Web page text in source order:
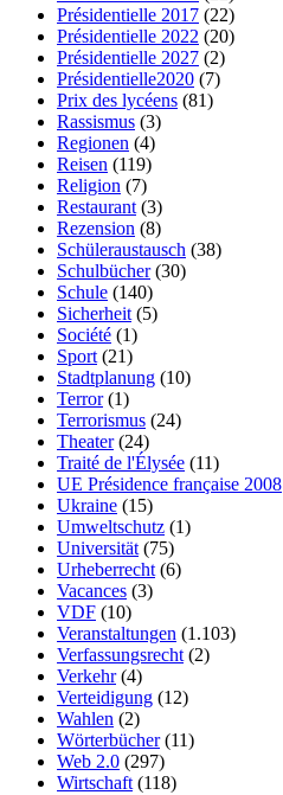
Présidentielle 2017 (22)
Présidentielle 2022 (20)
Présidentielle 2027 (2)
Présidentielle2020 (7)
Prix des lycéens (81)
Rassismus (3)
Regionen (4)
Reisen (119)
Religion (7)
Restaurant (3)
Rezension (8)
Schüleraustausch (38)
Schulbücher(30)
Schule (140)
Sicherheit (5)
Société (1)
Sport (21)
Stadtplanung (10)
Terror(1)
Terrorismus (24)
Theater(24)
Traité de l'Élysée (11)
UE Présidence française 2008
Ukraine (15)
Umweltschutz (1)
Universität (75)
Urheberrecht (6)
Vacances (3)
VDF (10)
Veranstaltungen (1.103)
Verfassungsrecht (2)
Verkehr(4)
Verteidigung (12)
Wahlen (2)
Wörterbücher(11)
Web 2.0 (297)
Wirtschaft (118)